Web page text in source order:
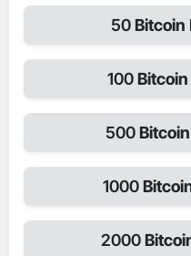
50Bitcoin
100Bitcoin
500Bitcoin
1000
2000